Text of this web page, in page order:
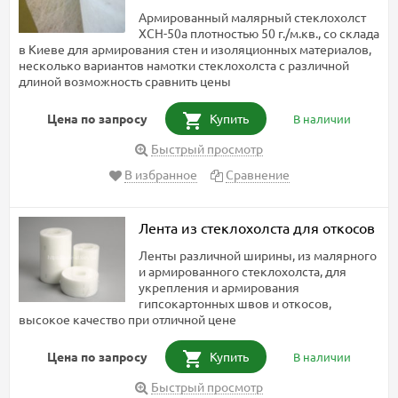
Армированный малярный стеклохолст
ХСН-50а плотностью 50 г./м.кв., со склада
в Киеве для армирования стен и изоляционных материалов,
несколько вариантов намотки стеклохолста с различной
длиной возможность сравнить цены
Цена по запросу Купить В наличии
Быстрый просмотр
В избранное
Сравнение
Лента из стеклохолста для откосов
Ленты различной ширины, из малярного
и армированного стеклохолста, для
укрепления и армирования
гипсокартонных швов и откосов,
высокое качество при отличной цене
Цена по запросу Купить В наличии
Быстрый просмотр